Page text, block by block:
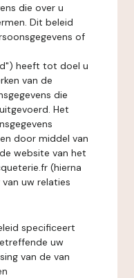
die over u
Dit beleid
of
heeft tot doel u
van de
die
Het
door middel van
website van het
(hierna
uw relaties
specificeert
uw
van de van